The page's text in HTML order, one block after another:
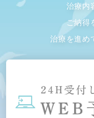
治療内
ご納得
治療を進め